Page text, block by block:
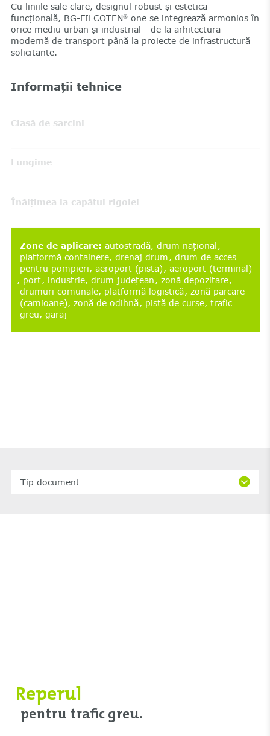
Cu liniile sale clare, designul robust și estetica
funcțională, BG-FILCOTEN®one se integrează armonios în
orice mediu urban și industrial - de la arhitectura
modernă de transport până la proiecte de infrastructură
solicitante.
Informații tehnice
Clasă de sarcini
Lungime
Înălțimea la capătul rigolei
Zone de aplicare: autostradă drum național
platformă containere drenaj drum drum de acces
pentru pompieri aeroport (pista) aeroport (terminal)
port industrie drum județean zonă depozitare
drumuri comunale platformă logistică zonă parcare
(camioane) zonă de odihnă pistă de curse trafic
greu garaj
Tip document
Reperul
pentru trafic greu.